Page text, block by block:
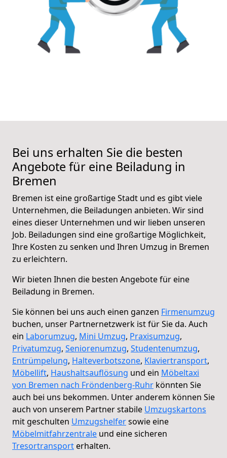
Bei uns erhalten Sie die besten
Angebote für eine Beiladung in
Bremen
Bremen ist eine großartige Stadt und es gibt viele
Unternehmen, die Beiladungen anbieten. Wir sind
eines dieser Unternehmen und wir lieben unseren
Job. Beiladungen sind eine großartige Möglichkeit,
Ihre Kosten zu senken und Ihren Umzug in Bremen
zu erleichtern.
Wir bieten Ihnen die besten Angebote für eine
Beiladung in Bremen.
Sie können bei uns auch einen ganzen Firmenumzug
buchen, unser Partnernetzwerk ist für Sie da. Auch
ein Laborumzug, Mini Umzug, Praxisumzug,
Privatumzug, Seniorenumzug, Studentenumzug,
Entrümpelung, Halteverbotszone, Klaviertransport,
Möbellift, Haushaltsauflösung und ein Möbeltaxi
von Bremen nach Fröndenberg-Ruhr könnten Sie
auch bei uns bekommen. Unter anderem können Sie
auch von unserem Partner stabile Umzugskartons
mit geschulten Umzugshelfersowie eine
Möbelmitfahrzentrale und eine sicheren
Tresortransporterhalten.